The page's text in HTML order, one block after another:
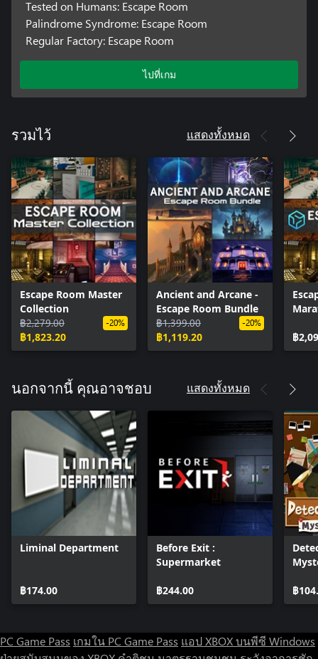
Tested on Humans: Escape Room
Palindrome Syndrome: Escape Room
Regular Factory: Escape Room
ไปที่เกม
รวมไว้ แสดงทั้งหมด
Escape Room Master
Collection
฿2,279.00
฿1,823.20
-20%
Ancient and Arcane -
Escape Room Bundle
฿1,399.00
฿1,119.20
-20%
฿
นอกจากนี้ คุณอาจชอบ แสดงทั้งหมด
Liminal Department
฿174.00
Before Exit :
Supermarket
฿244.00 ฿
PC Game Pass เกมใน PC Game Pass แอป XBOX บนพีซี Windows